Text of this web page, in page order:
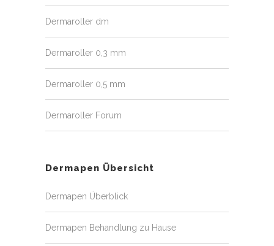
Dermaroller dm
Dermaroller 0,3 mm
Dermaroller 0,5 mm
Dermaroller Forum
Dermapen Übersicht
Dermapen Überblick
Dermapen Behandlung zu Hause